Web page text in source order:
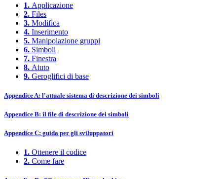
1. Applicazione
2. Files
3. Modifica
4. Inserimento
5. Manipolazione gruppi
6. Simboli
7. Finestra
8. Aiuto
9. Geroglifici di base
Appendice A: l'attuale sistema di descrizione dei simboli
Appendice B: il file di descrizione dei simboli
Appendice C: guida per gli sviluppatori
1. Ottenere il codice
2. Come fare